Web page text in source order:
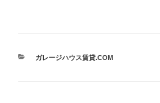
カ
ガレージハウス賃貸.COM